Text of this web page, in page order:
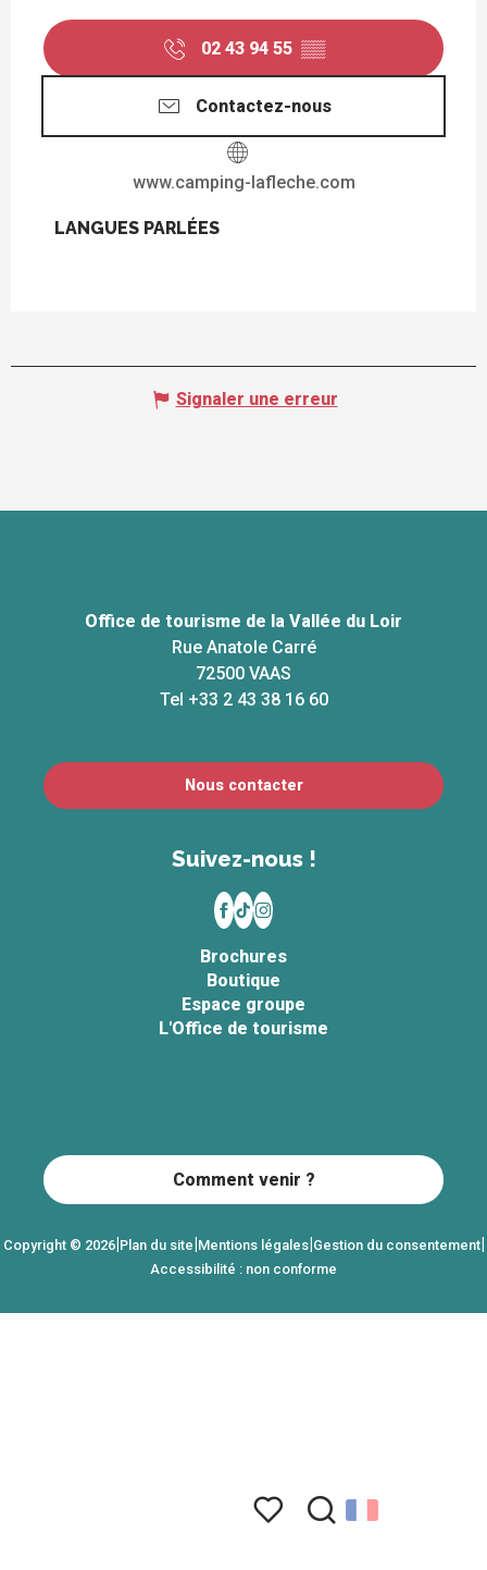
02 43 94 55 ▒▒
Contactez-nous
www.camping-lafleche.com
LANGUES PARLÉES
LANGUES PARLÉES
Signaler une erreur
Office de tourisme de la Vallée du Loir
Rue Anatole Carré
72500 VAAS
Tel +33 2 43 38 16 60
Nous contacter
Suivez-nous !
Brochures
Boutique
Espace groupe
L'Office de tourisme
Copyright © 2026| Plan du site Mentions légales| Gestion du consentement|
Accessibilité : non conforme
Comment venir ?